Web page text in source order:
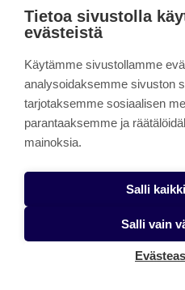
Matkailutrendinä
Jamk Arena Public ISSN
Jamk Arena Pro ISSN 2984-
Tietoa sivustolla
evästeistä
Käytämme sivustollamme
analysoidaksemme sivuston
tarjotaksemme sosiaalisen
parantaaksemme ja
mainoksia.
Salli
Salli vain